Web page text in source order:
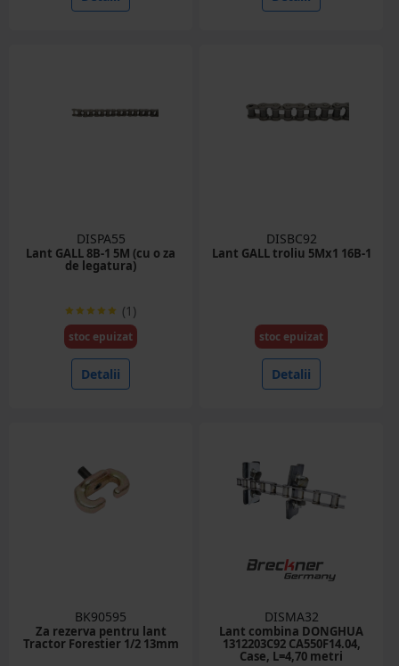
DISPA55
Lant GALL 8B-1 5M (cu o za
de legatura)
(1)
stoc epuizat
Detalii
DISBC92
Lant GALL troliu 5Mx1 16B-1
stoc epuizat
Detalii
BK90595
Za rezerva pentru lant
Tractor Forestier 1/2 13mm
DISMA32
Lant combina DONGHUA
1312203C92 CA550F14.04,
Case, L=4,70 metri